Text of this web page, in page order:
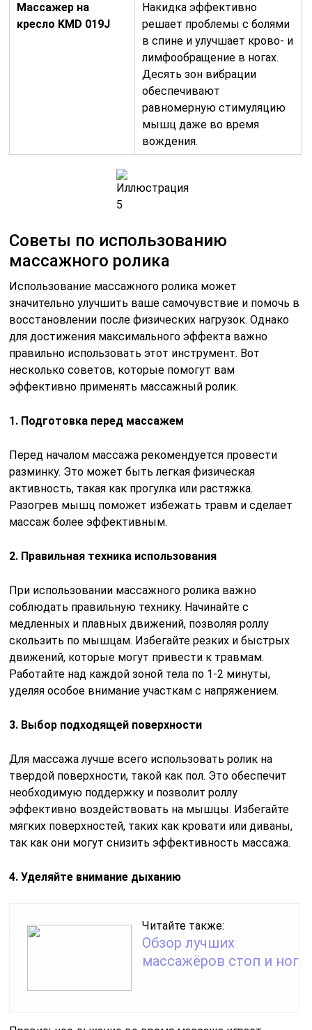
Массажер на
кресло KMD 019J
Накидка эффективно
решает проблемы с болями
в спине и улучшает крово- и
лимфообращение в ногах.
Десять зон вибрации
обеспечивают
равномерную стимуляцию
мышц даже во время
вождения.
Советы по использованию
массажного ролика
Использование массажного ролика может
значительно улучшить ваше самочувствие и помочь в
восстановлении после физических нагрузок. Однако
для достижения максимального эффекта важно
правильно использовать этот инструмент. Вот
несколько советов, которые помогут вам
эффективно применять массажный ролик.
1. Подготовка перед массажем
Перед началом массажа рекомендуется провести
разминку. Это может быть легкая физическая
активность, такая как прогулка или растяжка.
Разогрев мышц поможет избежать травм и сделает
массаж более эффективным.
2. Правильная техника использования
При использовании массажного ролика важно
соблюдать правильную технику. Начинайте с
медленных и плавных движений, позволяя роллу
скользить по мышцам. Избегайте резких и быстрых
движений, которые могут привести к травмам.
Работайте над каждой зоной тела по 1-2 минуты,
уделяя особое внимание участкам с напряжением.
3. Выбор подходящей поверхности
Для массажа лучше всего использовать ролик на
твердой поверхности, такой как пол. Это обеспечит
необходимую поддержку и позволит роллу
эффективно воздействовать на мышцы. Избегайте
мягких поверхностей, таких как кровати или диваны,
так как они могут снизить эффективность массажа.
4. Уделяйте внимание дыханию
Читайте также:
Обзор лучших
массажёров стоп и ног